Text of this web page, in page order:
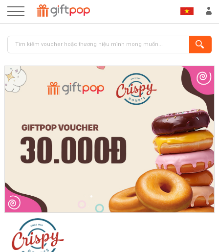
ĐĂNG NHẬP ĐĂNG KÝ